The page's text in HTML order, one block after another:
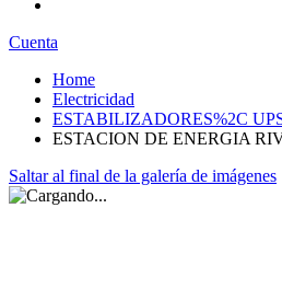
Cuenta
Home
Electricidad
ESTABILIZADORES%2C
ESTACION DE ENERGIA
Saltar al final de la galería de imágenes